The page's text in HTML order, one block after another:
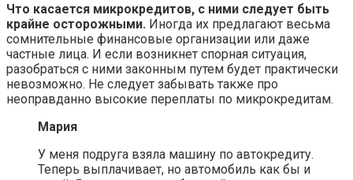
Что касается микрокредитов, с ними следует быть
крайне осторожными. Иногда их предлагают весьма
сомнительные финансовые организации или даже
частные лица. И если возникнет спорная ситуация,
разобраться с ними законным путем будет практически
невозможно. Не следует забывать также про
неоправданно высокие переплаты по микрокредитам.
Мария
У меня подруга взяла машину по автокредиту.
Теперь выплачивает, но автомобиль как бы и